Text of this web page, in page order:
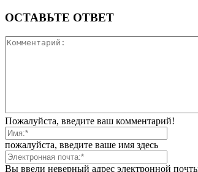
ОСТАВЬТЕ ОТВЕТ
Пожалуйста, введите ваш комментарий!
пожалуйста, введите ваше имя здесь
Вы ввели неверный адрес электронной